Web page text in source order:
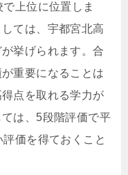
上位に位置しま
ては、宇都宮北高
挙げられます。合
重要になることは
点を取れる学力が
は、5段階評価で平
価を得ておくこと